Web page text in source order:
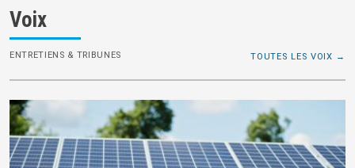
Voix
ENTRETIENS & TRIBUNES TOUTES LES VOIX